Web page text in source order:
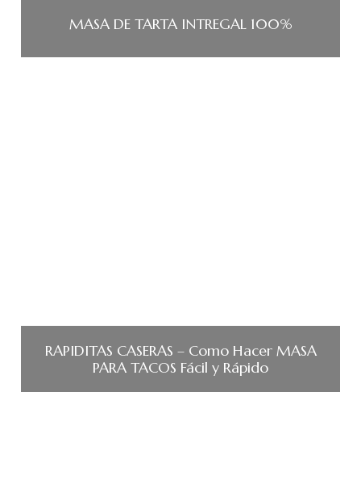
MASA DE TARTA INTREGAL 100%
RAPIDITAS CASERAS – Como Hacer MASA
PARA TACOS Fácil y Rápido